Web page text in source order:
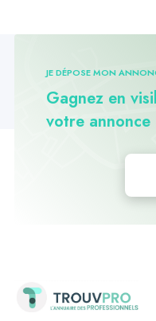
JE DÉPOSE MON
Gagnez en
votre annonce